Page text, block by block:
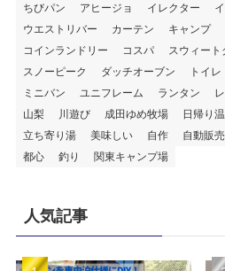
ちびパン
アヒージョ イレクター
ウエストリバー
カーテン キャンプ
コインランドリー
コスパ スウィート
スノーピーク
ダッチオーブン トイレ
ミニバン
ユニフレーム ランタン
山梨
川遊び 成田ゆめ牧場 日帰り
立ち寄り湯
美味しい 自作 自動販
都心
釣り 関東キャンプ場
人気記事